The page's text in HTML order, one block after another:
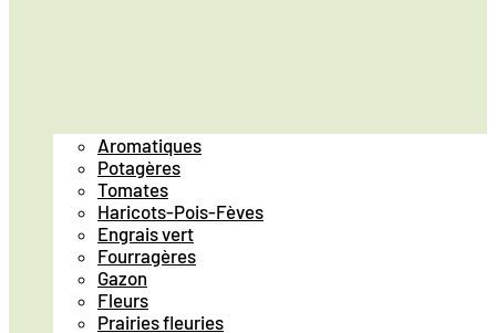
Aromatiques
Potagères
Tomates
Haricots-Pois-Fèves
Engrais vert
Fourragères
Gazon
Fleurs
Prairies fleuries